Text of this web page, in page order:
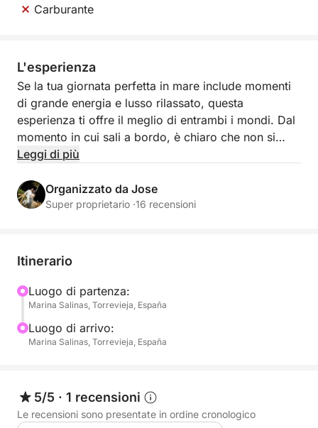
Carburante
L'esperienza
Se la tua giornata perfetta in mare include momenti
di grande energia e lusso rilassato, questa
esperienza ti offre il meglio di entrambi i mondi. Dal
momento in cui sali a bordo, è chiaro che non si
tratta solo di una crociera, ma di sfruttare al
Lasciando Torrevieja alle spalle, la costa si apre in
navigazione rilassante, scariche di adrenalina e tanto
Approfitta al massimo di una giornata intera in mare:
- Soste per nuotare in baie tranquille e cristalline
- Paddleboarding e snorkeling per un ritmo più
ininterrotta
- Sessioni di moto d'acqua per chi cerca emozioni
Leggi di più
Organizzato da Jose
Super proprietario ·16 recensioni
Itinerario
Luogo di partenza:
Marina Salinas, Torrevieja, España
Luogo di arrivo:
Marina Salinas, Torrevieja, España
5/5 · 1 recensioni
Le recensioni sono presentate in ordine cronologico